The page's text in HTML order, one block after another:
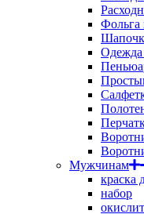
Фольга
Одежда
Мужчинам
краска
набор